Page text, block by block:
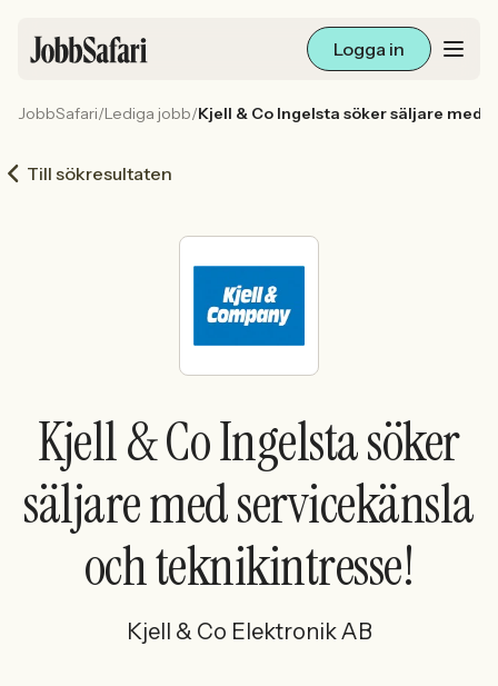
Logga in
Arbetsliv och karriär
För arbetsgivare
Sök med AI
Ny här? Skapa konto
JobbSafari/Lediga jobb/Kjell & Co Ingelsta söker säljare med
Till sökresultaten
Kjell & Co Ingelsta söker
säljare med servicekänsla
och teknikintresse!
Kjell & Co Elektronik AB